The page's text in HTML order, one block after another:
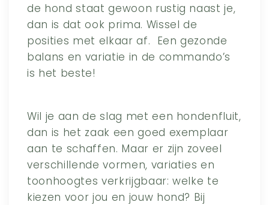
de hond staat gewoon rustig naast je,
dan is dat ook prima. Wissel de
posities met elkaar af. Een gezonde
balans en variatie in de commando’s
is het beste!
Wil je aan de slag met een hondenfluit,
dan is het zaak een goed exemplaar
aan te schaffen. Maar er zijn zoveel
verschillende vormen, variaties en
toonhoogtes verkrijgbaar: welke te
kiezen voor jou en jouw hond? Bij